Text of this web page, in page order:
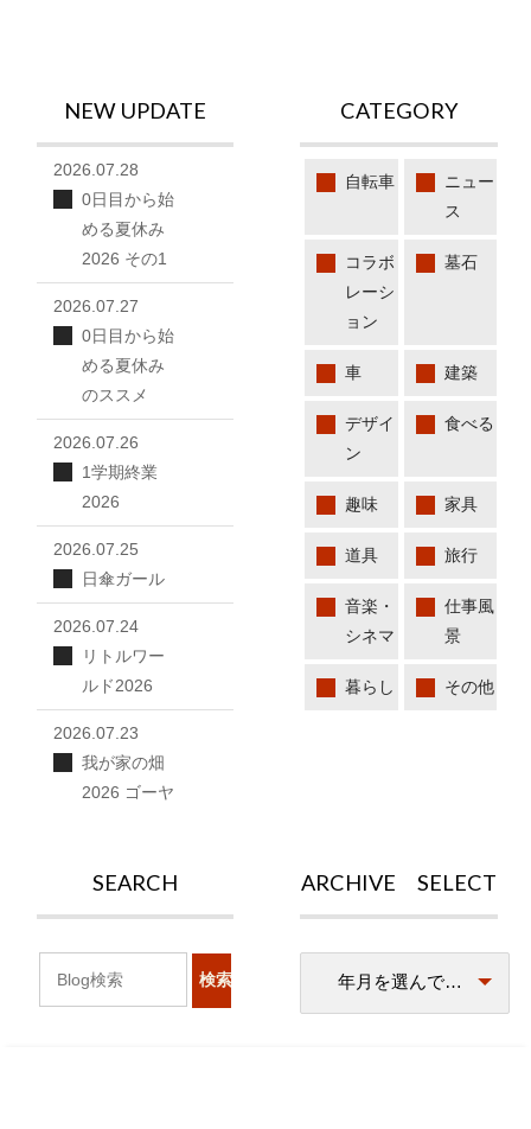
CATEGORY
自転車
ニュー
ス
コラボ
レーシ
ョン
墓石
車 建築
デザイ
ン
食べる
趣味 家具
道具 旅行
音楽・
シネマ
仕事風
景
暮らし その他
NEW UPDATE
2026.07.28
0日目から始
める夏休み
2026 その1
2026.07.27
0日目から始
める夏休み
のススメ
2026.07.26
1学期終業
2026
2026.07.25
日傘ガール
2026.07.24
リトルワー
ルド2026
2026.07.23
我が家の畑
2026 ゴーヤ
ARCHIVE SELECT
SEARCH